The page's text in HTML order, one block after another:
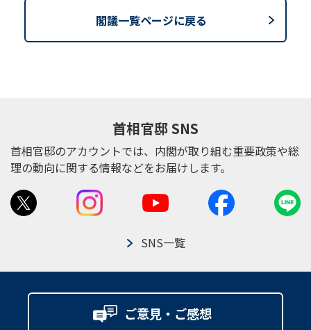
閣議一覧ページに戻る
首相官邸 SNS
首相官邸のアカウントでは、内閣が取り組む重要政策や総
理の動向に関する情報などをお届けします。
SNS一覧
ご意見・ご感想